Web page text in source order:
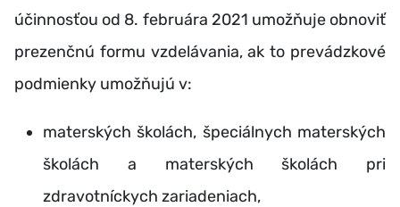
účinnosťou od 8. februára 2021 umožňuje obnoviť
prezenčnú formu vzdelávania, ak to prevádzkové
podmienky umožňujú v:
materských školách, špeciálnych materských
školách a materských školách pri
zdravotníckych zariadeniach,